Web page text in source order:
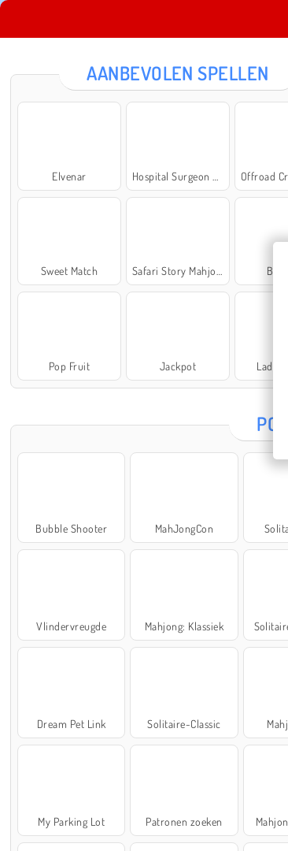
AANBEVOLEN SPELLEN
Elvenar
Sweet Match Ball
Pop Fruit Jackpot Lady
Bubble Shooter MahJongCon
Vlindervreugde Mahjong: Klassiek
Dream Pet Link Solitaire-Classic
My Parking Lot Patronen zoeken